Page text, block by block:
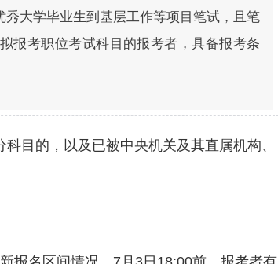
秀大学毕业生到基层工作等项目笔试，且笔
报考职位考试科目的报考者，具备报考条
目的，以及已被中央机关及其直属机构、